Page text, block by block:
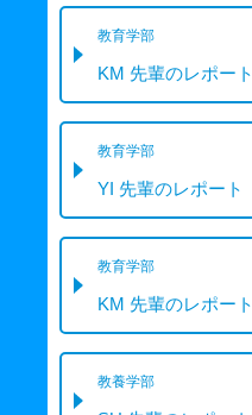
教育学部
KM 先輩のレポート
教育学部
YI 先輩のレポート
教育学部
KM 先輩のレポート
教養学部